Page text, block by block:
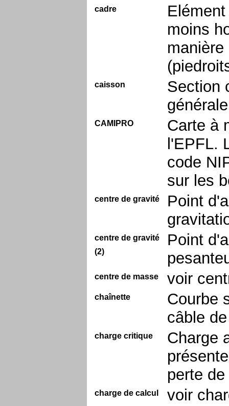
cadre
moins
caisson
Section
CAMIPRO
Carte à
l'EPFL.
code
sur les
centre de gravité
Point
centre de gravité
(2)
Point
centre de masse voir
chaînette
Courbe
câble
charge critique
Charge
perte
charge de calcul voir